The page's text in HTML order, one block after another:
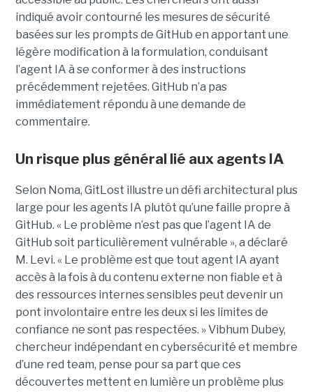
indiqué avoir contourné les mesures de sécurité
basées sur les prompts de GitHub en apportant une
légère modification à la formulation, conduisant
l’agent IA à se conformer à des instructions
précédemment rejetées. GitHub n’a pas
immédiatement répondu à une demande de
commentaire.
Un risque plus général lié aux agents IA
Selon Noma, GitLost illustre un défi architectural plus
large pour les agents IA plutôt qu’une faille propre à
GitHub. « Le problème n’est pas que l’agent IA de
GitHub soit particulièrement vulnérable », a déclaré
M. Levi. « Le problème est que tout agent IA ayant
accès à la fois à du contenu externe non fiable et à
des ressources internes sensibles peut devenir un
pont involontaire entre les deux si les limites de
confiance ne sont pas respectées. » Vibhum Dubey,
chercheur indépendant en cybersécurité et membre
d’une red team, pense pour sa part que ces
découvertes mettent en lumière un problème plus